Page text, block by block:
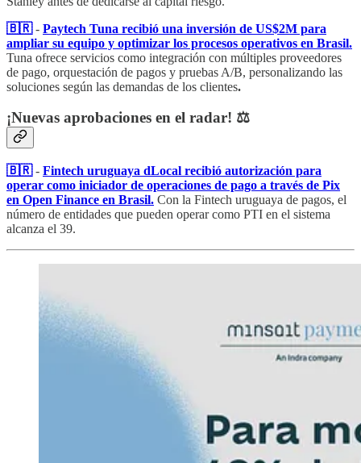
🇧🇷 - Paytech Tuna recibió una inversión de US$2M para
ampliar su equipo y optimizar los procesos operativos en Brasil.
Tuna ofrece servicios como integración con múltiples proveedores
de pago, orquestación de pagos y pruebas A/B, personalizando las
soluciones según las demandas de los clientes.
¡Nuevas aprobaciones en el radar! ⚖️
🇧🇷 - Fintech uruguaya dLocal recibió autorización para
operar como iniciador de operaciones de pago a través de Pix
en Open Finance en Brasil. Con la Fintech uruguaya de pagos, el
número de entidades que pueden operar como PTI en el sistema
alcanza el 39.